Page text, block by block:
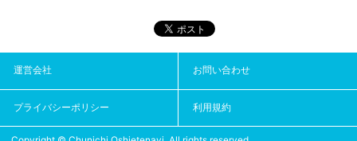
運営会社 お問い合わせ
プライバシーポリシー 利用規約